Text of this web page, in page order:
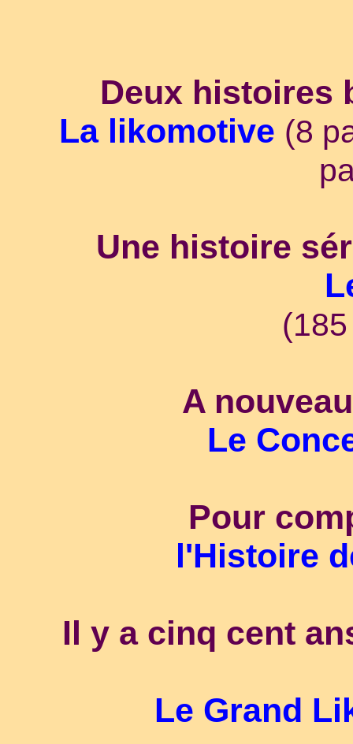
Deux histoires
La likomotive (8
Une histoire
A
Le
Pour
l'Histoire
Il y a cinq cent
Le Grand